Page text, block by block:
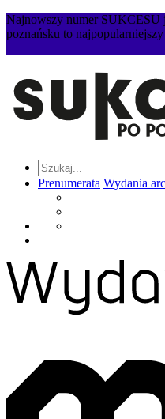
Najnowszy numer SUKCESU
poznańsku to
Prenumerata Wydania